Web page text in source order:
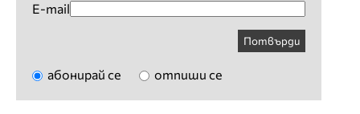
E-mail
Потвърди
абонирай се отпиши се